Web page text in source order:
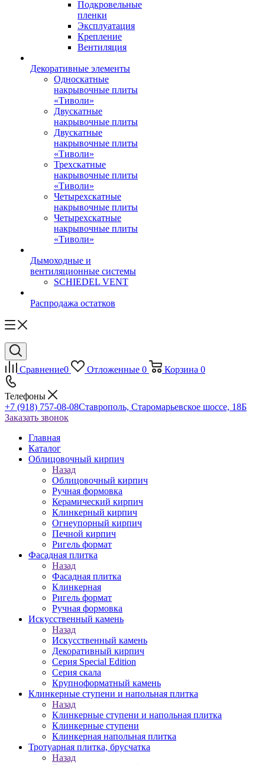
Подкровельные
пленки
Эксплуатация
Крепление
Вентиляция
Декоративные элементы
Односкатные
накрывочные плиты
«Тиволи»
Двускатные
накрывочные плиты
Двускатные
накрывочные плиты
«Тиволи»
Трехскатные
накрывочные плиты
«Тиволи»
Четырехскатные
накрывочные плиты
Четырехскатные
накрывочные плиты
«Тиволи»
Дымоходные и
вентиляционные системы
SCHIEDEL VENT
Распродажа остатков
Сравнение0 Отложенные 0 Корзина 0
Телефоны
+7 (918) 757-08-08Ставрополь, Старомарьевское шоссе, 18Б
Заказать звонок
Главная
Каталог
Облицовочный кирпич
Назад
Облицовочный кирпич
Ручная формовка
Керамический кирпич
Клинкерный кирпич
Огнеупорный кирпич
Печной кирпич
Ригель формат
Фасадная плитка
Назад
Фасадная плитка
Клинкерная
Ригель формат
Ручная формовка
Искусственный камень
Назад
Искусственный камень
Декоративный кирпич
Серия Special Edition
Серия скала
Крупноформатный камень
Клинкерные ступени и напольная плитка
Назад
Клинкерные ступени и напольная плитка
Клинкерные ступени
Клинкерная напольная плитка
Тротуарная плитка, брусчатка
Назад